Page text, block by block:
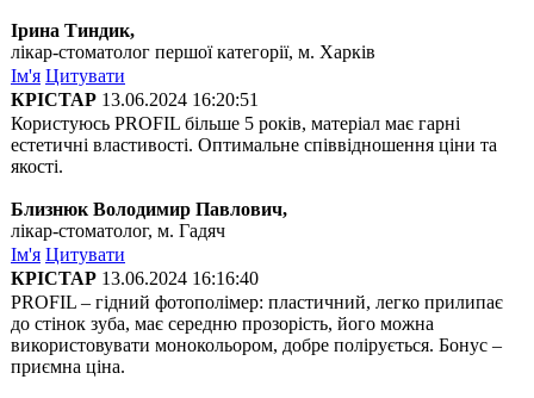
Ірина Тиндик,
лікар-стоматолог першої категорії, м. Харків
Ім'я Цитувати
КРІСТАР 13.06.2024 16:20:51
Користуюсь PROFIL більше 5 років, матеріал має гарні
естетичні властивості. Оптимальне співвідношення ціни та
якості.
Близнюк Володимир Павлович,
лікар-стоматолог, м. Гадяч
Ім'я Цитувати
КРІСТАР 13.06.2024 16:16:40
PROFIL – гідний фотополімер: пластичний, легко прилипає
до стінок зуба, має середню прозорість, його можна
використовувати монокольором, добре полірується. Бонус –
приємна ціна.